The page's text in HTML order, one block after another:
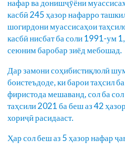
нафар ва донишҷӯёни
касбӣ 245 ҳазор нафарро
шогирдони муассисаҳои
касбӣ нисбат ба соли 1991-ум
сеюним баробар зиёд мебошад.
Дар замони соҳибистиқлолӣ
боистеъдоде, ки барои таҳсил
фиристода мешаванд, сол ба
таҳсили 2021 ба беш аз 42
хориҷӣ расидааст.
Ҳар сол беш аз 5 ҳазор нафар